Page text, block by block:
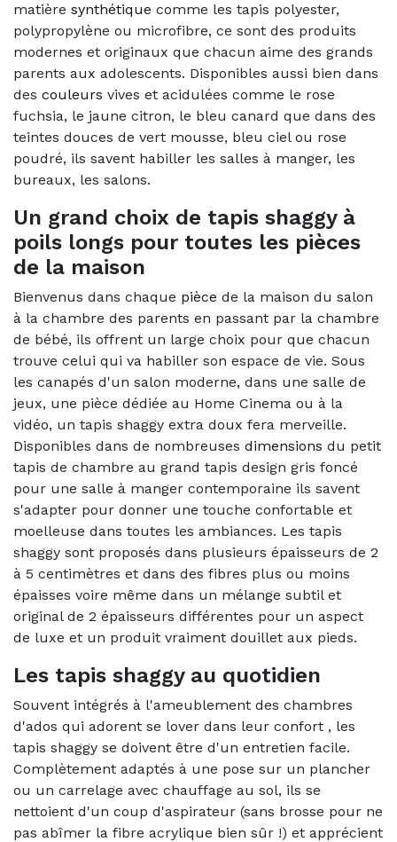
matière synthétique comme les tapis polyester,
polypropylène ou microfibre, ce sont des produits
modernes et originaux que chacun aime des grands
parents aux adolescents. Disponibles aussi bien dans
des couleurs vives et acidulées comme le rose
fuchsia, le jaune citron, le bleu canard que dans des
teintes douces de vert mousse, bleu ciel ou rose
poudré, ils savent habiller les salles à manger, les
bureaux, les salons.
Un grand choix de tapis shaggy à
poils longs pour toutes les pièces
de la maison
Bienvenus dans chaque pièce de la maison du salon
à la chambre des parents en passant par la chambre
de bébé, ils offrent un large choix pour que chacun
trouve celui qui va habiller son espace de vie. Sous
les canapés d'un salon moderne, dans une salle de
jeux, une pièce dédiée au Home Cinema ou à la
vidéo, un tapis shaggy extra doux fera merveille.
Disponibles dans de nombreuses dimensions du petit
tapis de chambre au grand tapis design gris foncé
pour une salle à manger contemporaine ils savent
s'adapter pour donner une touche confortable et
moelleuse dans toutes les ambiances. Les tapis
shaggy sont proposés dans plusieurs épaisseurs de 2
à 5 centimètres et dans des fibres plus ou moins
épaisses voire même dans un mélange subtil et
original de 2 épaisseurs différentes pour un aspect
de luxe et un produit vraiment douillet aux pieds.
Les tapis shaggy au quotidien
Souvent intégrés à l'ameublement des chambres
d'ados qui adorent se lover dans leur confort , les
tapis shaggy se doivent être d'un entretien facile.
Complètement adaptés à une pose sur un plancher
ou un carrelage avec chauffage au sol, ils se
nettoient d'un coup d'aspirateur (sans brosse pour ne
pas abîmer la fibre acrylique bien sûr !) et apprécient